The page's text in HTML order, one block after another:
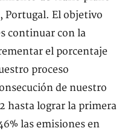
Portugal. El objetivo
continuar con la
el porcentaje
proceso
de nuestro
hasta lograr la primera
las emisiones en